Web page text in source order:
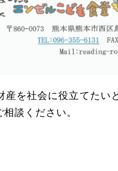
産を社会に役立てたい
談ください。